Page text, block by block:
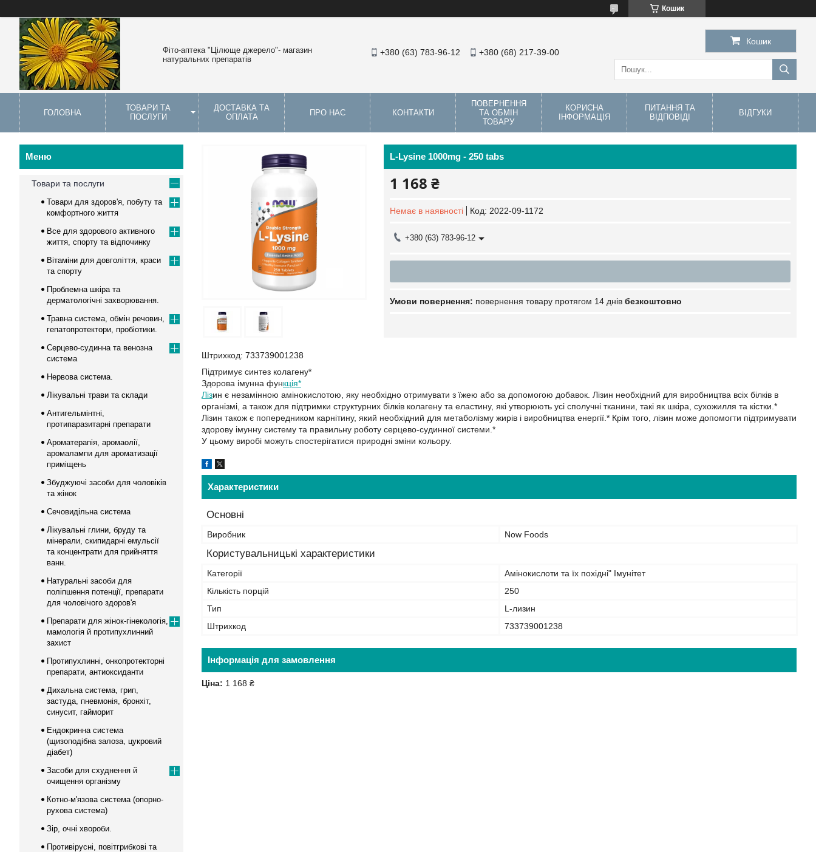
Кошик
Фіто-аптека "Цілюще джерело"- магазин
натуральних препаратів
+380 (63) 783-96-12 +380 (68) 217-39-00
Кошик
ГОЛОВНА
ТОВАРИ ТА
ПОСЛУГИ
ДОСТАВКА ТА
ОПЛАТА
ПРО НАС КОНТАКТИ
ПОВЕРНЕННЯ
ТА ОБМІН
ТОВАРУ
КОРИСНА
ІНФОРМАЦІЯ
ПИТАННЯ ТА
ВІДПОВІДІ
ВІДГУКИ
L-Lysine 1000mg - 250 tabs
1 168 ₴
Немає в наявності Код: 2022-09-1172
+380 (63) 783-96-12
повернення товару протягом 14 днів безкоштовно
Штрихкод: 733739001238
Підтримує синтез колагену*
Здорова імунна функція*
Лізин є незамінною амінокислотою, яку необхідно отримувати з їжею або за допомогою добавок. Лізин необхідний для виробництва всіх білків в
організмі, а також для підтримки структурних білків колагену та еластину, які утворюють усі сполучні тканини, такі як шкіра, сухожилля та кістки.*
Лізин також є попередником карнітину, який необхідний для метаболізму жирів і виробництва енергії.* Крім того, лізин може допомогти підтримувати
здорову імунну систему та правильну роботу серцево-судинної системи.*
У цьому виробі можуть спостерігатися природні зміни кольору.
Характеристики
Основні
Виробник Now Foods
Користувальницькі характеристики
Категорії
Амінокислоти та їх похідні" Імунітет
Кількість порцій
250
Тип
L-лизин
Штрихкод
733739001238
Інформація для замовлення
Ціна: 1 168 ₴
Товари та послуги
Товари для здоров'я, побуту та
комфортного життя
Все для здорового активного
життя, спорту та відпочинку
Вітаміни для довголіття, краси
та спорту
Проблемна шкіра та
дерматологічні захворювання.
Травна система, обмін речовин,
гепатопротектори, пробіотики.
Серцево-судинна та венозна
система
Нервова система.
Лікувальні трави та склади
Антигельмінтні,
протипаразитарні препарати
Ароматерапія, аромаолії,
аромалампи для ароматизації
приміщень
Збуджуючі засоби для чоловіків
та жінок
Сечовидільна система
Лікувальні глини, бруду та
мінерали, скипидарні емульсії
та концентрати для прийняття
ванн.
Натуральні засоби для
поліпшення потенції, препарати
для чоловічого здоров'я
Препарати для жінок-гінекологія,
мамологія й протипухлинний
захист
Протипухлинні, онкопротекторні
препарати, антиоксиданти
Дихальна система, грип,
застуда, пневмонія, бронхіт,
синусит, гайморит
Ендокринна система
(щизоподібна залоза, цукровий
діабет)
Засоби для схуднення й
очищення організму
Котно-м'язова система (опорно-
рухова система)
Зір, очні хвороби.
Противірусні, повітгрибкові та